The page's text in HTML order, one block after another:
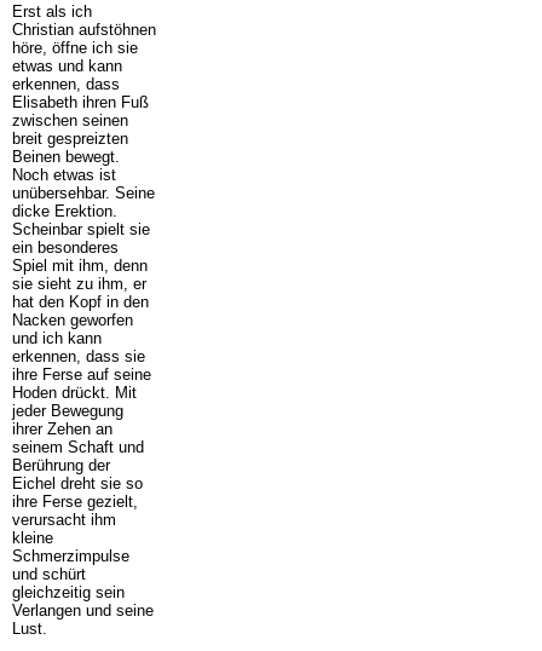
Erst als ich
Christian aufstöhnen
höre, öffne ich sie
etwas und kann
erkennen, dass
Elisabeth ihren Fuß
zwischen seinen
breit gespreizten
Beinen bewegt.
Noch etwas ist
unübersehbar. Seine
dicke Erektion.
Scheinbar spielt sie
ein besonderes
Spiel mit ihm, denn
sie sieht zu ihm, er
hat den Kopf in den
Nacken geworfen
und ich kann
erkennen, dass sie
ihre Ferse auf seine
Hoden drückt. Mit
jeder Bewegung
ihrer Zehen an
seinem Schaft und
Berührung der
Eichel dreht sie so
ihre Ferse gezielt,
verursacht ihm
kleine
Schmerzimpulse
und schürt
gleichzeitig sein
Verlangen und seine
Lust.